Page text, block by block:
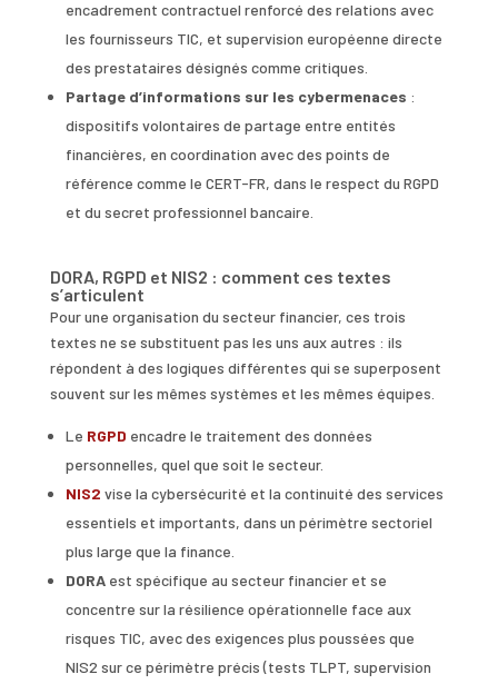
encadrement contractuel renforcé des relations avec
les fournisseurs TIC, et supervision européenne directe
des prestataires désignés comme critiques.
Partage d’informations sur les cybermenaces :
dispositifs volontaires de partage entre entités
financières, en coordination avec des points de
référence comme le CERT-FR, dans le respect du RGPD
et du secret professionnel bancaire.
DORA, RGPD et NIS2 : comment ces textes
s’articulent
Pour une organisation du secteur financier, ces trois
textes ne se substituent pas les uns aux autres : ils
répondent à des logiques différentes qui se superposent
souvent sur les mêmes systèmes et les mêmes équipes.
Le RGPD encadre le traitement des données
personnelles, quel que soit le secteur.
NIS2 vise la cybersécurité et la continuité des services
essentiels et importants, dans un périmètre sectoriel
plus large que la finance.
DORAest spécifique au secteur financier et se
concentre sur la résilience opérationnelle face aux
risques TIC, avec des exigences plus poussées que
NIS2 sur ce périmètre précis (tests TLPT, supervision